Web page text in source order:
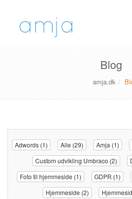
Blog
amja.dk
Adwords (1) Alle (29) Amja (1)
Custom udvikling Umbraco (2)
Foto til hjemmeside (1)
GDPR (1)
Hjemmeside (2)